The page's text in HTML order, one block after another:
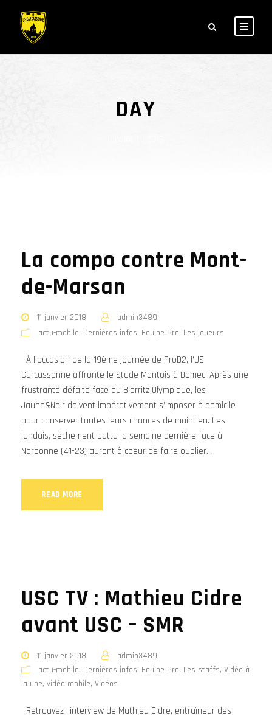
DAY
La compo contre Mont-
de-Marsan
11 janvier 2018
admin3489
actu-mobile, Dernières infos, Equipe Pro, Les joueurs
À l’occasion de la 19ème journée de ProD2, l’US
Carcassonne affronte le Stade Montois à Domec. Après une
frustrante défaite face au Biarritz Olympique, les
Jaune&Noir doivent impérativement s’imposer à domicile
pour conserver toutes leurs chances de maintien. Les
landais, sèchement battu la semaine dernière face à
Narbonne (41-23) auront à coeur de faire oublier...
READ MORE
USC TV : Mathieu Cidre
avant USC – SMR
11 janvier 2018
admin3489
actu-mobile, Dernières infos, Equipe Pro, Les staffs, Vidéo à
la une, vidéo mobile, Vidéos
Retrouvez l’interview de Mathieu Cidre, entraîneur des